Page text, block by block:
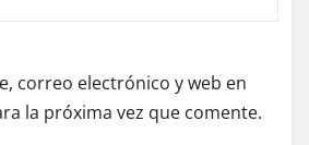
correo electrónico y web en
la próxima vez que comente.